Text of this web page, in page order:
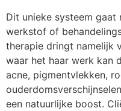
Dit unieke systeem
werkstof of
therapie dringt namelijk
waar het haar werk kan
acne, pigmentvlekken,
een natuurlijke boost.